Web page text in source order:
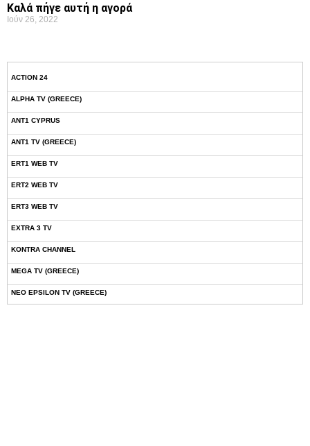
Καλά πήγε αυτή η αγορά
Ιούν 26, 2022
ACTION 24
ALPHA TV (GREECE)
ANT1 CYPRUS
ANT1 TV (GREECE)
ERT1 WEB TV
ERT2 WEB TV
ERT3 WEB TV
EXTRA 3 TV
KONTRA CHANNEL
MEGA TV (GREECE)
NEO EPSILON TV (GREECE)